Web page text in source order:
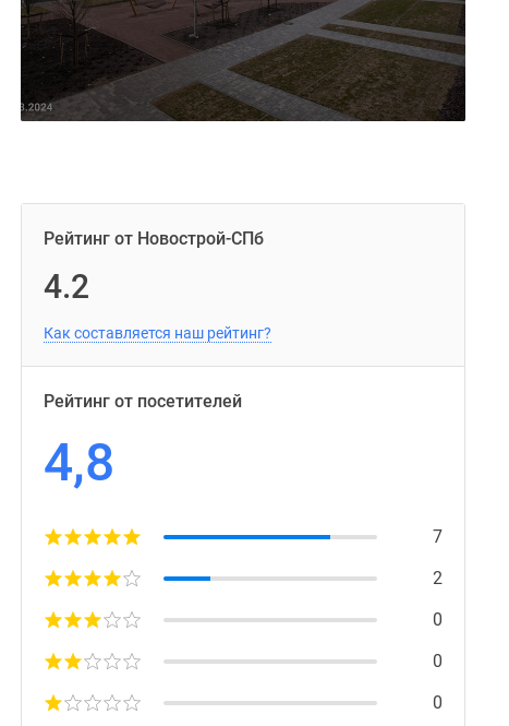
Рейтинг от Новострой-СПб
4.2
Как составляется наш рейтинг?
Рейтинг от посетителей
4,8
7
2
0
0
0